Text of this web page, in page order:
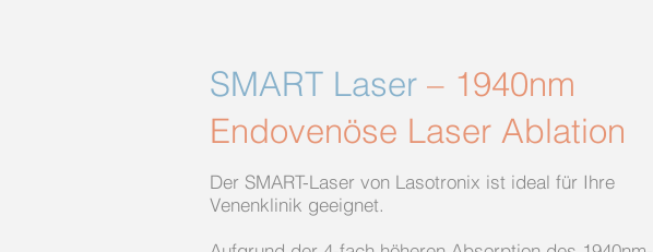
SMART Laser – 1940nm
Endovenöse Laser Ablation
Der SMART-Laser von Lasotronix ist ideal für Ihre
Venenklinik geeignet.